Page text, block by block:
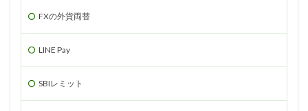
FXの外貨両替
LINE Pay
SBIレミット